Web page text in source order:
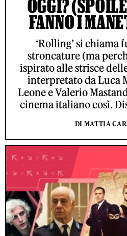
OGGI?
FANNO I
‘Rolling’ si chiama
stroncature (ma
ispirato alle strisce
interpretato da Luca
Leone e Valerio
cinema italiano così.
DI MATTIA